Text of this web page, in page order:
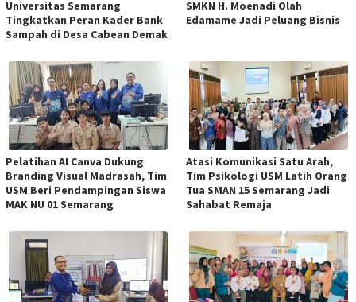
Universitas Semarang
Tingkatkan Peran Kader Bank
Sampah di Desa Cabean Demak
SMKN H. Moenadi Olah
Edamame Jadi Peluang Bisnis
Pelatihan AI Canva Dukung
Branding Visual Madrasah, Tim
USM Beri Pendampingan Siswa
MAK NU 01 Semarang
Atasi Komunikasi Satu Arah,
Tim Psikologi USM Latih Orang
Tua SMAN 15 Semarang Jadi
Sahabat Remaja